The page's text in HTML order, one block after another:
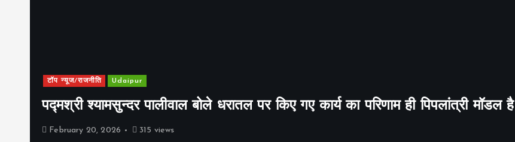
टॉप न्यूज/राजनीति Udaipur
पद्मश्री श्यामसुन्दर पालीवाल बोले धरातल पर किए गए कार्य का परिणाम ही पिपलांत्री मॉडल है
February 20, 2026 315 views